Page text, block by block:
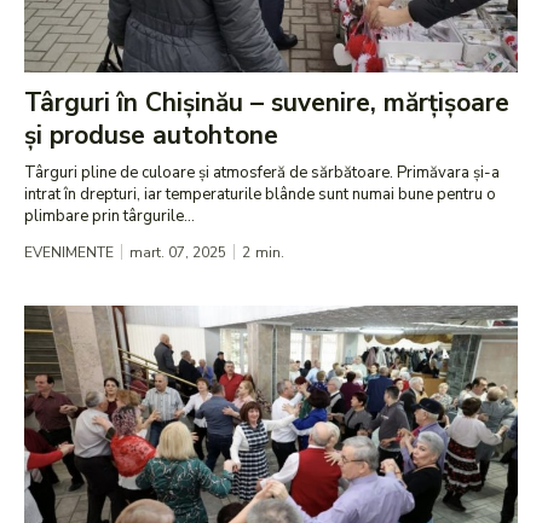
Târguri în Chișinău – suvenire, mărțișoare
și produse autohtone
Târguri pline de culoare și atmosferă de sărbătoare. Primăvara și-a
intrat în drepturi, iar temperaturile blânde sunt numai bune pentru o
plimbare prin târgurile...
EVENIMENTE mart. 07, 2025 2 min.